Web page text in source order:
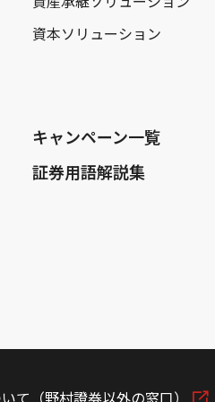
資本ソリューション
キャンペーン一覧
証券用語解説集